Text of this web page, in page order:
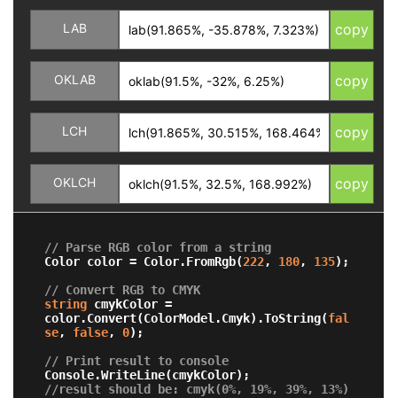
LAB copy
OKLAB copy
LCH copy
OKLCH copy
// Parse RGB color from a string
Color color = Color.FromRgb(222, 180, 135);
// Convert RGB to CMYK
string cmykColor =
color.Convert(ColorModel.Cmyk).ToString(fal
se, false, 0);
// Print result to console
//result should be: cmyk(0%, 19%, 39%, 13%)